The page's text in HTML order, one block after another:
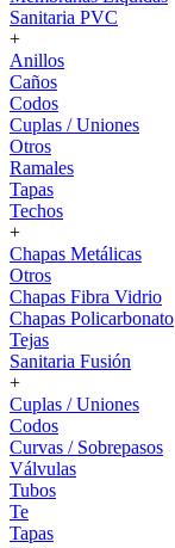
Sanitaria PVC
+
Anillos
Caños
Codos
Cuplas / Uniones
Otros
Ramales
Tapas
Techos
+
Chapas Metálicas
Otros
Chapas Fibra Vidrio
Chapas Policarbonato
Tejas
Sanitaria Fusión
+
Cuplas / Uniones
Codos
Curvas / Sobrepasos
Válvulas
Tubos
Te
Tapas